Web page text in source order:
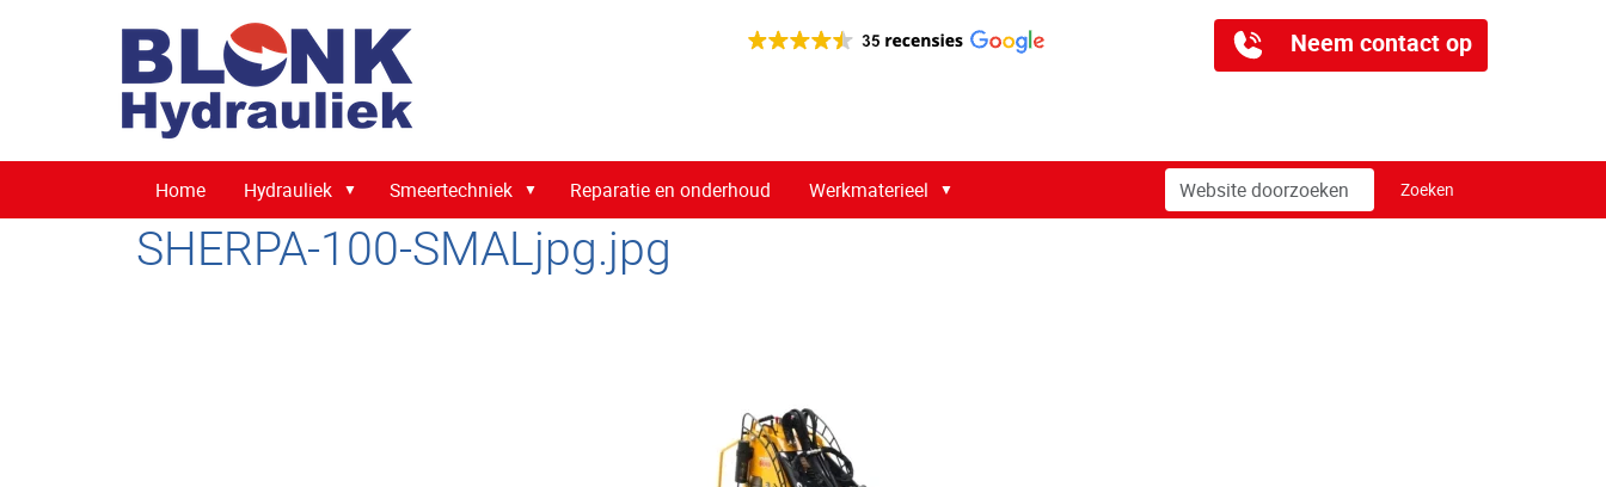
Neem contact op
Home Hydrauliek Smeertechniek Reparatie en onderhoud Werkmaterieel Zoek Zoeken
Geavanceerd
zoeken...
SHERPA-100-SMALjpg.jpg